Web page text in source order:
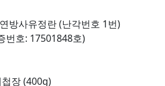
방사유정란 (난각번호 1번)
번호: 17501848호)
장 (400g)